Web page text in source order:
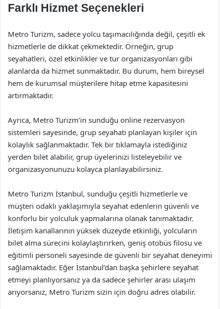
Farklı Hizmet Seçenekleri
Metro Turizm, sadece yolcu taşımacılığında değil, çeşitli ek
hizmetlerle de dikkat çekmektedir. Örneğin, grup
seyahatleri, özel etkinlikler ve tur organizasyonları gibi
alanlarda da hizmet sunmaktadır. Bu durum, hem bireysel
hem de kurumsal müşterilere hitap etme kapasitesini
artırmaktadır.
Ayrıca, Metro Turizm’in sunduğu online rezervasyon
sistemleri sayesinde, grup seyahati planlayan kişiler için
kolaylık sağlanmaktadır. Tek bir tıklamayla istediğiniz
yerden bilet alabilir, grup üyelerinizi listeleyebilir ve
organizasyonunuzu kolayca planlayabilirsiniz.
Metro Turizm İstanbul, sunduğu çeşitli hizmetlerle ve
müşteri odaklı yaklaşımıyla seyahat edenlerin güvenli ve
konforlu bir yolculuk yapmalarına olanak tanımaktadır.
İletişim kanallarının yüksek düzeyde etkinliği, yolcuların
bilet alma sürecini kolaylaştırırken, geniş otobüs filosu ve
eğitimli personeli sayesinde de güvenli bir seyahat deneyimi
sağlamaktadır. Eğer İstanbul’dan başka şehirlere seyahat
etmeyi planlıyorsanız ya da sadece şehirler arası ulaşım
arıyorsanız, Metro Turizm sizin için doğru adres olabilir.